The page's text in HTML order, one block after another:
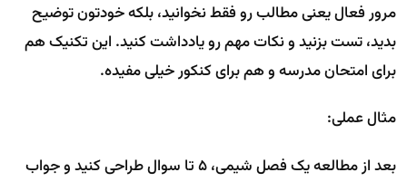
مرور فعال یعنی مطالب رو فقط نخوانید، بلکه خودتون توضیح
بدید، تست بزنید و نکات مهم رو یادداشت کنید. این تکنیک هم
برای امتحان مدرسه و هم برای کنکور خیلی مفیده.
مثال عملی:
بعد از مطالعه یک فصل شیمی، ۵ تا سوال طراحی کنید و جواب